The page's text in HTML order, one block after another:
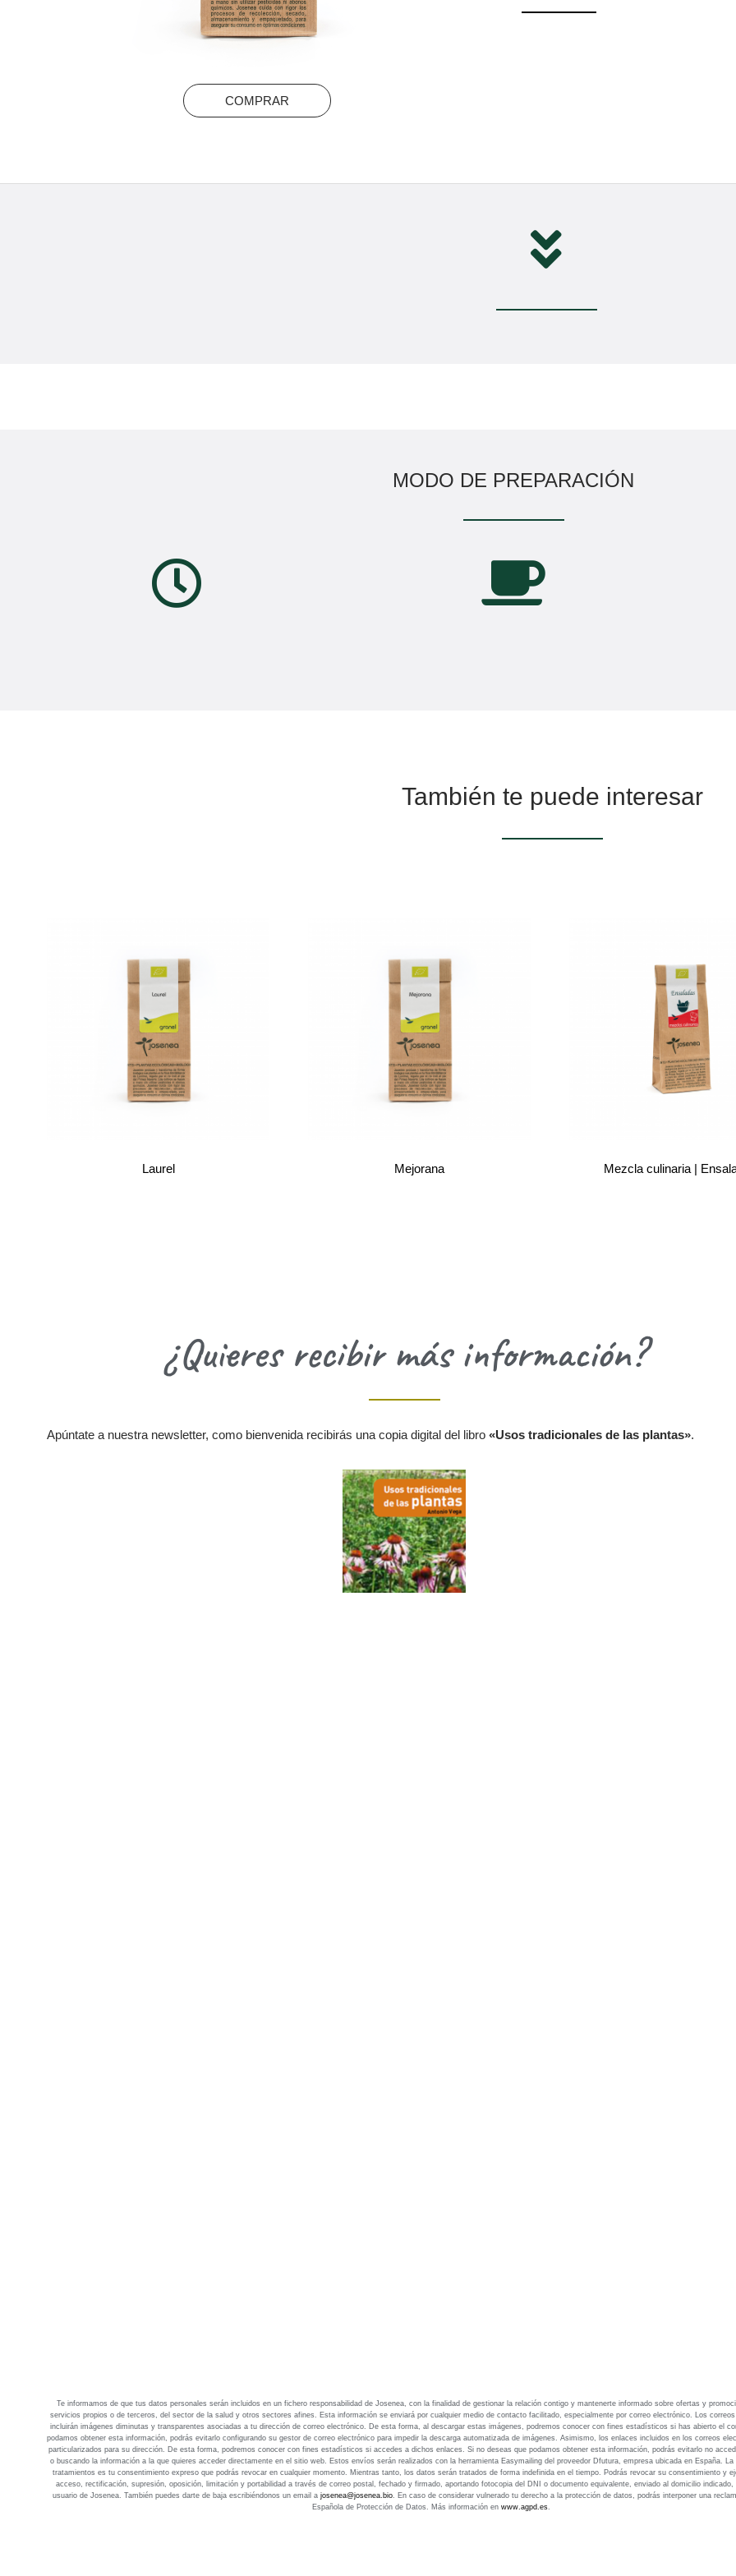
COMPRAR
MODO DE PREPARACIÓN
También te puede interesar
Laurel Mejorana Mezcla culinaria |
¿Quieres recibir más información?
Apúntate a nuestra newsletter, como bienvenida recibirás una copia digital del libro «Usos tradicionales de las plantas».
Te informamos de que tus datos personales serán incluidos en un fichero responsabilidad de Josenea, con la finalidad de gestionar la relación contigo y mantenerte informado sobre ofertas y
servicios propios o de terceros, del sector de la salud y otros sectores afines. Esta información se enviará por cualquier medio de contacto facilitado, especialmente por correo electrónico. Los
incluirán imágenes diminutas y transparentes asociadas a tu dirección de correo electrónico. De esta forma, al descargar estas imágenes, podremos conocer con fines estadísticos si has abierto el
podamos obtener esta información, podrás evitarlo configurando su gestor de correo electrónico para impedir la descarga automatizada de imágenes. Asimismo, los enlaces incluidos en los correos
particularizados para su dirección. De esta forma, podremos conocer con fines estadísticos si accedes a dichos enlaces. Si no deseas que podamos obtener esta información, podrás evitarlo no
o buscando la información a la que quieres acceder directamente en el sitio web. Estos envíos serán realizados con la herramienta Easymailing del proveedor Dfutura, empresa ubicada en España.
tratamientos es tu consentimiento expreso que podrás revocar en cualquier momento. Mientras tanto, los datos serán tratados de forma indefinida en el tiempo. Podrás revocar su consentimiento y
acceso, rectificación, supresión, oposición, limitación y portabilidad a través de correo postal, fechado y firmado, aportando fotocopia del DNI o documento equivalente, enviado al domicilio indicado,
usuario de Josenea. También puedes darte de baja escribiéndonos un email a josenea@josenea.bio. En caso de considerar vulnerado tu derecho a la protección de datos, podrás interponer una
Española de Protección de Datos. Más información en www.agpd.es.